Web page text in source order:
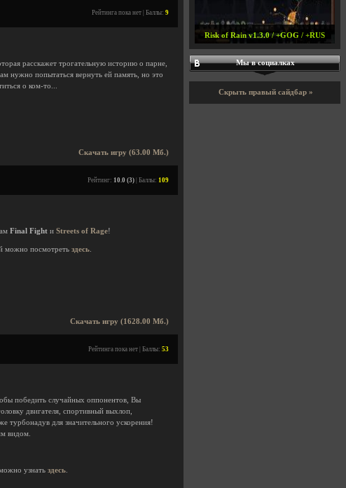
Рейтинга пока нет | Баллы: 9
расскажет трогательную историю о парне,
нужно попытаться вернуть ей память, но это
о ком-то...
Скачать игру (63.00 Мб.)
Рейтинг: 10.0 (3) | Баллы: 109
Final Fight и Streets of Rage!
можно посмотреть здесь
Скачать игру (1628.00 Мб.)
Рейтинга пока нет | Баллы: 53
победить случайных оппонентов, Вы
двигателя, спортивный выхлоп,
турбонадув для значительного ускорения!
видом.
узнать здесь
Risk of Rain v1.3.0 / +GOG / +RUS
Мы в социалках
Скрыть правый сайдбар »